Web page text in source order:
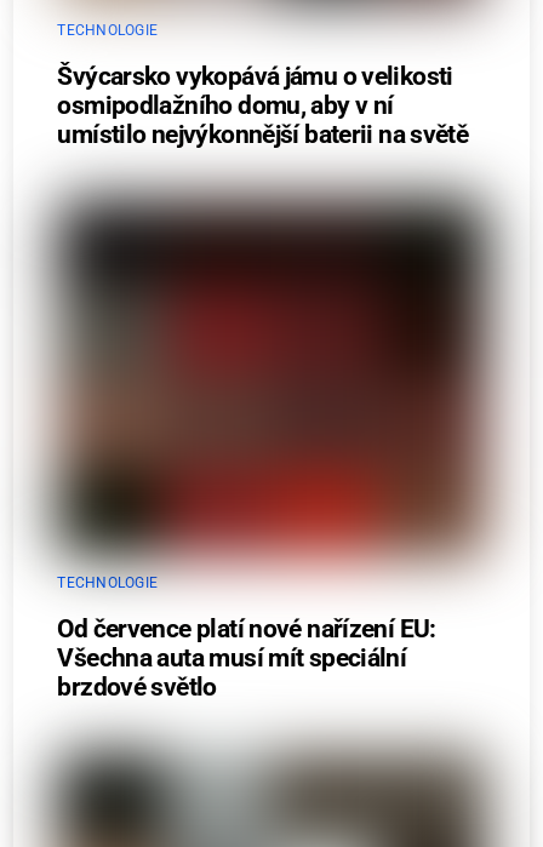
TECHNOLOGIE
Švýcarsko vykopává jámu o velikosti
osmipodlažního domu, aby v ní
umístilo nejvýkonnější baterii na světě
TECHNOLOGIE
Od července platí nové nařízení EU:
Všechna auta musí mít speciální
brzdové světlo